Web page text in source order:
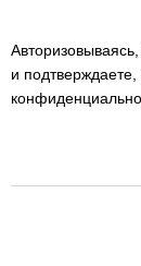
и подтверждаете,